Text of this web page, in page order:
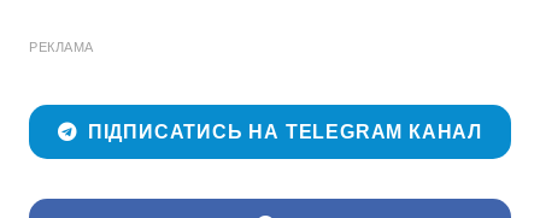
РЕКЛАМА
ПІДПИСАТИСЬ НА TELEGRAM КАНАЛ